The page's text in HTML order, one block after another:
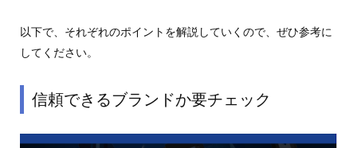
以下で、それぞれのポイントを解説していくので、ぜひ参考に
してください。
信頼できるブランドか要チェック